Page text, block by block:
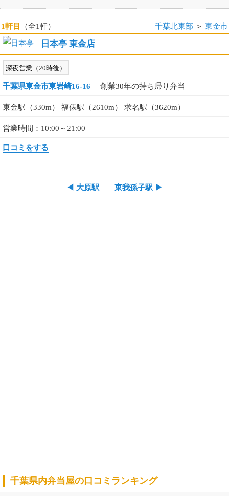
1軒目 （全1軒） 千葉北東部 ＞ 東金市
日本亭 東金店
深夜営業（20時後）
千葉県東金市東岩崎16-16 創業30年の持ち帰り弁当
東金駅（330m） 福俵駅（2610m） 求名駅（3620m）
営業時間：10:00～21:00
口コミをする
◀ 大原駅 東我孫子駅 ▶
千葉県内弁当屋の口コミランキング